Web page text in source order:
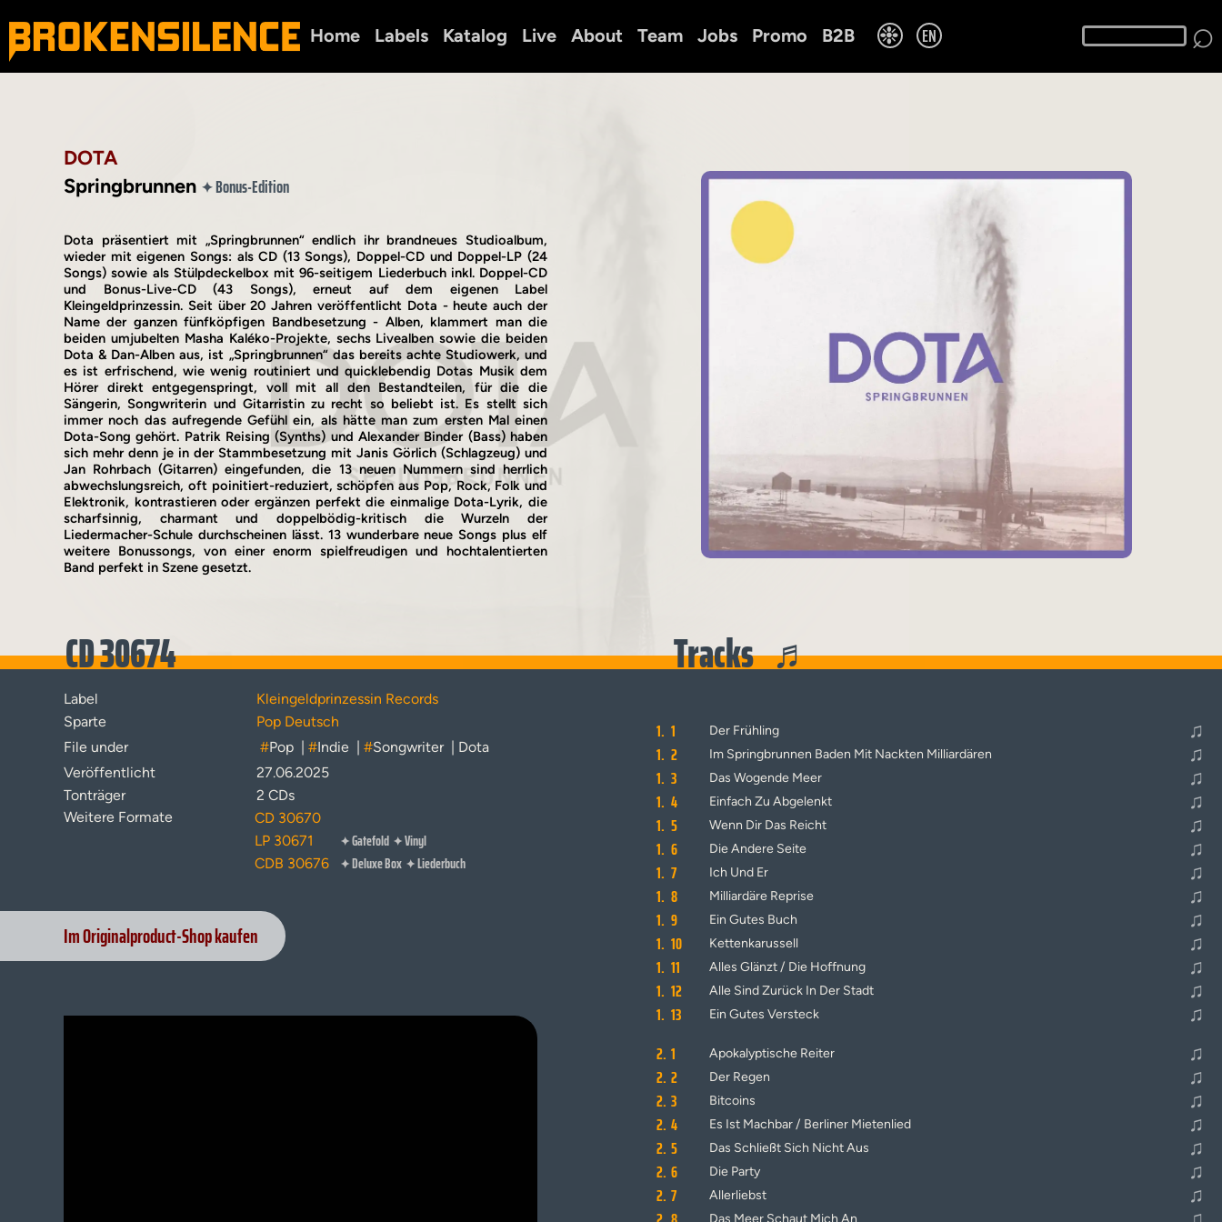
Home Labels Katalog Live About Team Jobs Promo B2B ❉ EN ⌕
DOTA
Springbrunnen ✦Bonus-Edition
Dota präsentiert mit „Springbrunnen“ endlich ihr brandneues Studioalbum,
wieder mit eigenen Songs: als CD (13 Songs), Doppel-CD und Doppel-LP (24
Songs) sowie als Stülpdeckelbox mit 96-seitigem Liederbuch inkl. Doppel-CD
und Bonus-Live-CD (43 Songs), erneut auf dem eigenen Label
Kleingeldprinzessin. Seit über 20 Jahren veröffentlicht Dota - heute auch der
Name der ganzen fünfköpfigen Bandbesetzung - Alben, klammert man die
beiden umjubelten Masha Kaléko-Projekte, sechs Livealben sowie die beiden
Dota & Dan-Alben aus, ist „Springbrunnen“ das bereits achte Studiowerk, und
es ist erfrischend, wie wenig routiniert und quicklebendig Dotas Musik dem
Hörer direkt entgegenspringt, voll mit all den Bestandteilen, für die die
Sängerin, Songwriterin und Gitarristin zu recht so beliebt ist. Es stellt sich
immer noch das aufregende Gefühl ein, als hätte man zum ersten Mal einen
Dota-Song gehört. Patrik Reising (Synths) und Alexander Binder (Bass) haben
sich mehr denn je in der Stammbesetzung mit Janis Görlich (Schlagzeug) und
Jan Rohrbach (Gitarren) eingefunden, die 13 neuen Nummern sind herrlich
abwechslungsreich, oft poinitiert-reduziert, schöpfen aus Pop, Rock, Folk und
Elektronik, kontrastieren oder ergänzen perfekt die einmalige Dota-Lyrik, die
scharfsinnig, charmant und doppelbödig-kritisch die Wurzeln der
Liedermacher-Schule durchscheinen lässt. 13 wunderbare neue Songs plus elf
weitere Bonussongs, von einer enorm spielfreudigen und hochtalentierten
Band perfekt in Szene gesetzt.
CD 30674 Tracks ♬Alle Tracks abspielen
Label
Kleingeldprinzessin Records
Sparte
Pop Deutsch
File under
#Pop | #Indie | #Songwriter | Dota
Veröffentlicht
27.06.2025
Tonträger
2 CDs
Weitere Formate
CD 30670
LP 30671
✦Gatefold ✦Vinyl
CDB 30676 ✦Deluxe Box ✦Liederbuch
Im Originalproduct-Shop kaufen
1. 1 Der Frühling
♫
1. 2 Im Springbrunnen Baden Mit Nackten Milliardären
♫
1. 3 Das Wogende Meer
♫
1. 4 Einfach Zu Abgelenkt
♫
1. 5 Wenn Dir Das Reicht
♫
1. 6 Die Andere Seite
♫
1. 7 Ich Und Er
♫
1. 8 Milliardäre Reprise
♫
1. 9 Ein Gutes Buch
♫
1. 10 Kettenkarussell
♫
1. 11 Alles Glänzt / Die Hoffnung
♫
1. 12 Alle Sind Zurück In Der Stadt
♫
1. 13 Ein Gutes Versteck
♫
2. 1 Apokalyptische Reiter
♫
2. 2 Der Regen
♫
2. 3 Bitcoins
♫
2. 4 Es Ist Machbar / Berliner Mietenlied
♫
2. 5 Das Schließt Sich Nicht Aus
♫
2. 6 Die Party
♫
2. 7 Allerliebst
♫
Das Meer Schaut Mich An